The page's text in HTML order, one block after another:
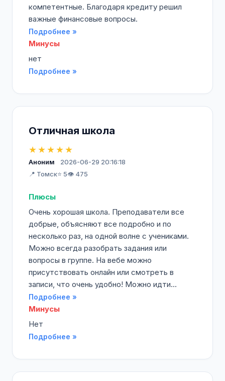
компетентные. Благодаря кредиту решил
важные финансовые вопросы.
Подробнее »
Минусы
нет
Подробнее »
Отличная школа
★★★★★
Аноним
2026-06-29 20:16:18
📍 Томск⭐ 5👁️ 475
Плюсы
Очень хорошая школа. Преподаватели все
добрые, объясняют все подробно и по
несколько раз, на одной волне с учениками.
Можно всегда разобрать задания или
вопросы в группе. На вебе можно
присутствовать онлайн или смотреть в
записи, что очень удобно! Можно идти...
Подробнее »
Минусы
Нет
Подробнее »